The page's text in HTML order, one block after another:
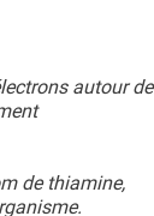
autour de
de thiamine,